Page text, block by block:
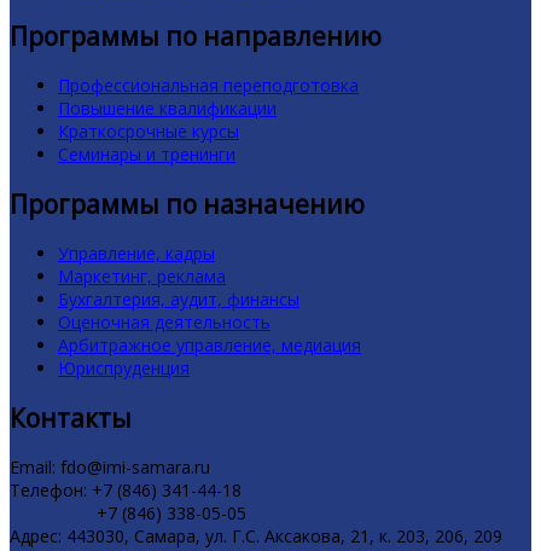
Программы по направлению
Профессиональная переподготовка
Повышение квалификации
Краткосрочные курсы
Семинары и тренинги
Программы по назначению
Управление, кадры
Маркетинг, реклама
Бухгалтерия, аудит, финансы
Оценочная деятельность
Арбитражное управление, медиация
Юриспруденция
Контакты
Email: fdo@imi-samara.ru
Телефон: +7 (846) 341-44-18
+7 (846) 338-05-05
Адрес: 443030, Самара, ул. Г.С. Аксакова, 21, к. 203, 206, 209